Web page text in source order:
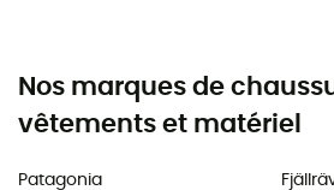
Nos marques de
vêtements et matériel
Patagonia